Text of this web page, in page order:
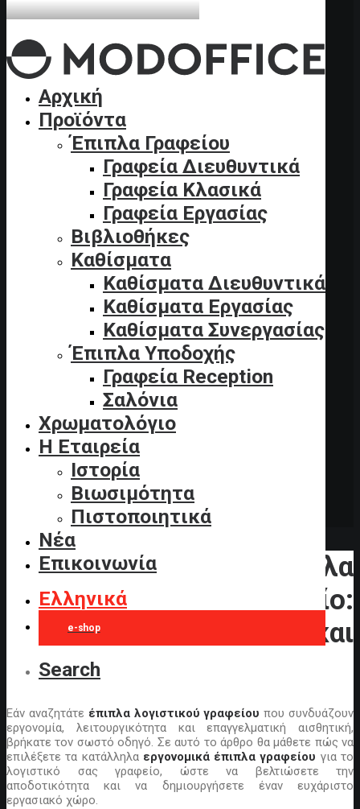
Αρχική
Προϊόντα
Έπιπλα Γραφείου
Γραφεία Διευθυντικά
Γραφεία Κλασικά
Γραφεία Εργασίας
Βιβλιοθήκες
Καθίσματα
Καθίσματα Διευθυντικά
Καθίσματα Εργασίας
Καθίσματα Συνεργασίας
Έπιπλα Υποδοχής
Γραφεία Reception
Σαλόνια
Χρωματολόγιο
Η Εταιρεία
Ιστορία
Βιωσιμότητα
Πιστοποιητικά
Νέα
Επικοινωνία
Ελληνικά
e-shop
Search
InΧρήσιμα Άρθρα 1 Φεβρουαρίου, 2025
Πως επιλέγω έπιπλα για
Λογιστικό Γραφείο
Πώς να Επιλέξετε Έπιπλα
για Λογιστικό Γραφείο:
Οδηγός για Εργονομία και
Επαγγελματισμό
Εάν αναζητάτε έπιπλα λογιστικού γραφείου που συνδυάζουν
εργονομία, λειτουργικότητα και επαγγελματική αισθητική,
βρήκατε τον σωστό οδηγό. Σε αυτό το άρθρο θα μάθετε πώς να
επιλέξετε τα κατάλληλα εργονομικά έπιπλα γραφείου για το
λογιστικό σας γραφείο, ώστε να βελτιώσετε την
αποδοτικότητα και να δημιουργήσετε έναν ευχάριστο
εργασιακό χώρο.